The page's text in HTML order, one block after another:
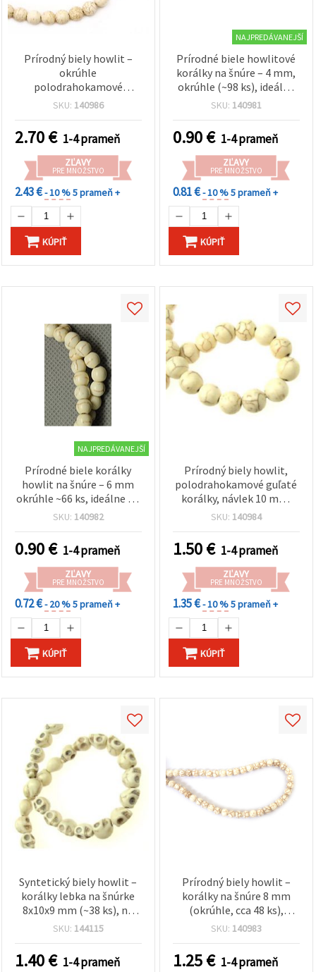
Prírodný biely howlit –
okrúhle
polodrahokamové
koráliky na návleku, 14
SKU: 140986
2.70€ 1-4 prameň
ZĽAVY
PRE MNOŽSTVO
2.43 €- 10 %5 prameň +
KÚPIŤ
NAJPREDÁVANEJŠÍ
Prírodné biele howlitové
korálky na šnúre – 4 mm,
okrúhle (~98 ks), ideálne
na jemnú a elegantnú
kreatívne tvorenie
SKU: 140981
0.90€ 1-4 prameň
ZĽAVY
PRE MNOŽSTVO
0.81 €- 10 %5 prameň +
KÚPIŤ
NAJPREDÁVANEJŠÍ
Prírodné biele korálky
howlit na šnúre – 6 mm
okrúhle ~66 ks, ideálne na
štýlové a kreatívne šperky
SKU: 140982
0.90€ 1-4 prameň
ZĽAVY
PRE MNOŽSTVO
0.72 €- 20 %5 prameň +
KÚPIŤ
Prírodný biely howlit,
polodrahokamové guľaté
korálky, návlek 10 mm,
~40 ks
SKU: 140984
1.50€ 1-4 prameň
ZĽAVY
PRE MNOŽSTVO
1.35 €- 10 %5 prameň +
KÚPIŤ
Syntetický biely howlit –
korálky lebka na šnúrke
8x10x9 mm (~38 ks), na
kreatívnu a edgy výrobu
SKU: 144115
1.40€ 1-4 prameň
Prírodný biely howlit –
korálky na šnúre 8 mm
(okrúhle, cca 48 ks),
ideálne na výrobu
šperkov a bižutérie
SKU: 140983
1.25€ 1-4 prameň